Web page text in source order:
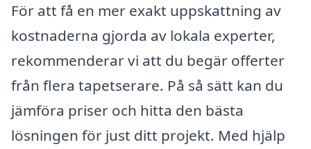
För att få en mer exakt uppskattning av
kostnaderna gjorda av lokala experter,
rekommenderar vi att du begär offerter
från flera tapetserare. På så sätt kan du
jämföra priser och hitta den bästa
lösningen för just ditt projekt. Med hjälp